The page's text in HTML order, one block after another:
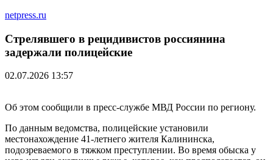
netpress.ru
Стрелявшего в рецидивистов россиянина
задержали полицейские
02.07.2026 13:57
Об этом сообщили в пресс-службе МВД России по региону.
По данным ведомства, полицейские установили
местонахождение 41-летнего жителя Калининска,
подозреваемого в тяжком преступлении. Во время обыска у